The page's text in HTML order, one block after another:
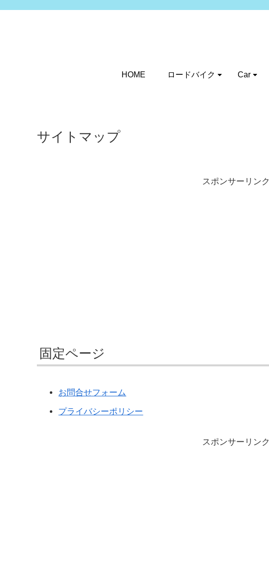
HOME ロードバイク Car
サイトマップ
スポンサーリンク
固定ページ
お問合せフォーム
プライバシーポリシー
スポンサーリンク